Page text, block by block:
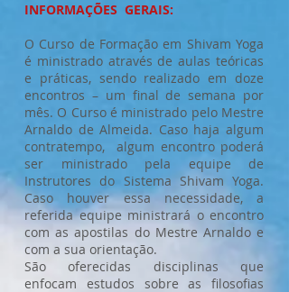
INFORMAÇÕES GERAIS:
O Curso de Formação em Shivam Yoga
é ministrado através de aulas teóricas
e práticas, sendo realizado em doze
encontros – um final de semana por
mês. O Curso é ministrado pelo Mestre
Arnaldo de Almeida. Caso haja algum
contratempo, algum encontro poderá
ser ministrado pela equipe de
Instrutores do Sistema Shivam Yoga.
Caso houver essa necessidade, a
referida equipe ministrará o encontro
com as apostilas do Mestre Arnaldo e
com a sua orientação.
São oferecidas disciplinas que
enfocam estudos sobre as filosofias